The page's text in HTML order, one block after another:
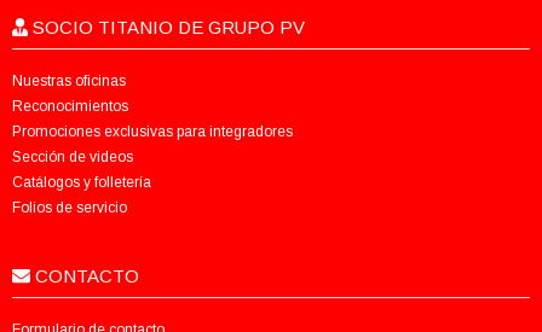
SOCIO TITANIO DE GRUPO PV
Nuestras oficinas
Reconocimientos
Promociones exclusivas para integradores
Sección de videos
Catálogos y folletería
Folios de servicio
CONTACTO